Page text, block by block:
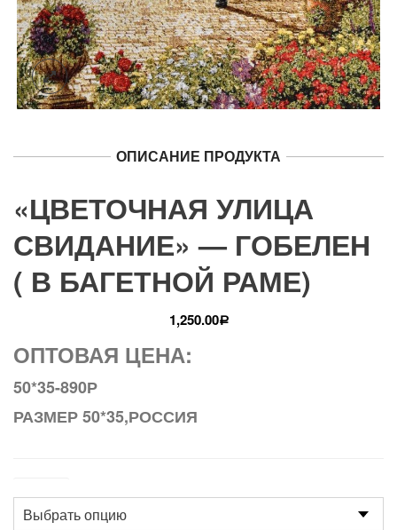
ОПИСАНИЕ ПРОДУКТА
«ЦВЕТОЧНАЯ УЛИЦА
СВИДАНИЕ» — ГОБЕЛЕН
( В БАГЕТНОЙ РАМЕ)
1,250.00Р
ОПТОВАЯ ЦЕНА:
50*35-890Р
РАЗМЕР 50*35,РОССИЯ